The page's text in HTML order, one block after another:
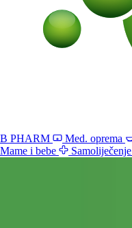
B PHARM Med. oprema
Mame i bebe
Samoliječenje